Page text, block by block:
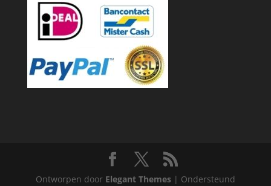
Ontworpen door Elegant Themes| Ondersteund